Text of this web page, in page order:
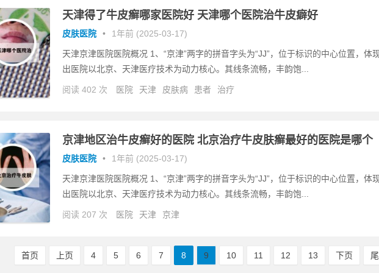
天津得了牛皮癣哪家医院好 天津哪个医院治牛皮癖好
皮肤医院 • 1年前 (2025-03-17)
天津京津医院医院概况 1、“京津”两字的拼音字头为“JJ”，位于标识的中心位置，体
出医院以北京、天津医疗技术为动力核心。其线条流畅，丰韵饱...
阅读 402 次 医院 天津 皮肤病 患者 治疗
京津地区治牛皮癣好的医院 北京治疗牛皮肤癣最好的医院是哪个
皮肤医院 • 1年前 (2025-03-17)
天津京津医院医院概况 1、“京津”两字的拼音字头为“JJ”，位于标识的中心位置，体
出医院以北京、天津医疗技术为动力核心。其线条流畅，丰韵饱...
阅读 207 次 医院 天津 京津
首页 上页 4 5 6 7 8 9 10 11 12 13 下页